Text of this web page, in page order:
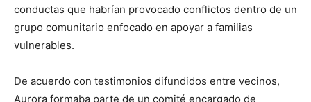
conductas que habrían provocado conflictos dentro de un
grupo comunitario enfocado en apoyar a familias
vulnerables.
De acuerdo con testimonios difundidos entre vecinos,
Aurora formaba parte de un comité encargado de